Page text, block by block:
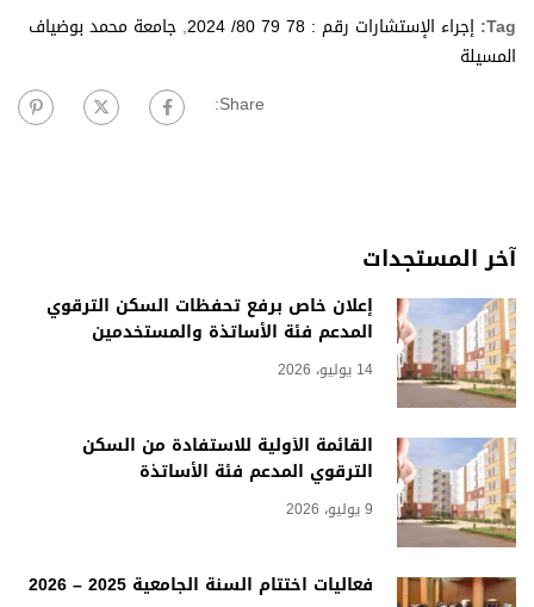
Tag: إجراء الإستشارات رقم : 78 79 80/ 2024 , جامعة محمد بوضياف
المسيلة
Share:
آخر المستجدات
إعلان خاص برفع تحفظات السكن الترقوي
المدعم فئة الأساتذة والمستخدمين
14 يوليو، 2026
القائمة الأولية للاستفادة من السكن
الترقوي المدعم فئة الأساتذة
9 يوليو، 2026
فعاليات اختتام السنة الجامعية 2025 – 2026